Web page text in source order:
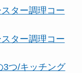
ター調理コー
ター調理コー
3つ/キッチング